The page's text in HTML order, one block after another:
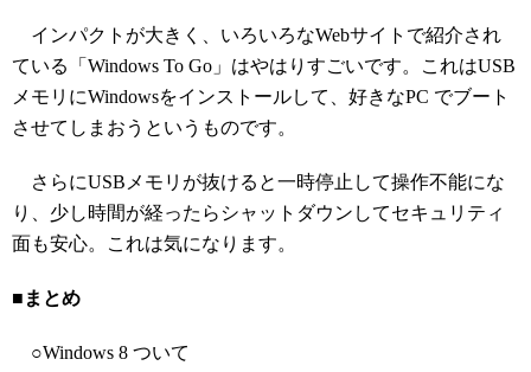
インパクトが大きく、いろいろなWebサイトで紹介され
ている「Windows To Go」はやはりすごいです。これはUSB
メモリにWindowsをインストールして、好きなPC でブート
させてしまおうというものです。
さらにUSBメモリが抜けると一時停止して操作不能にな
り、少し時間が経ったらシャットダウンしてセキュリティ
面も安心。これは気になります。
■まとめ
○Windows 8 ついて